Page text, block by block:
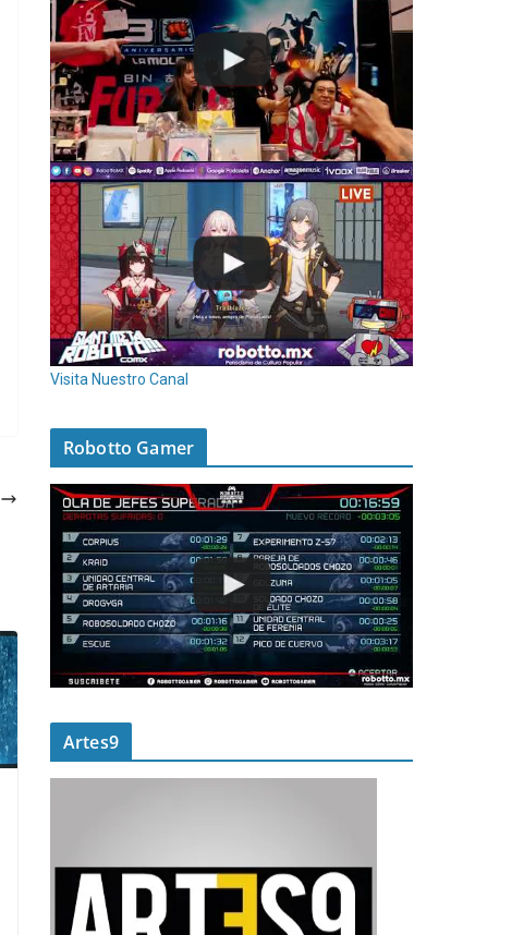
Visita Nuestro Canal
Robotto Gamer
Artes9